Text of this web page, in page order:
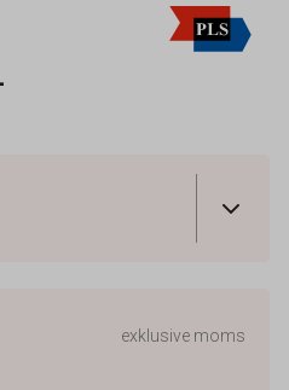
exklusive moms